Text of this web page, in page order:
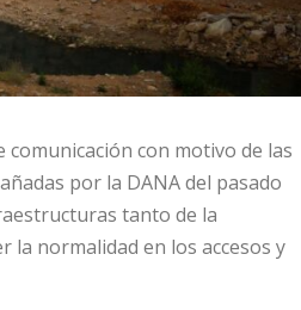
con motivo de las
por la DANA del pasado
tanto de la
la normalidad en los accesos y